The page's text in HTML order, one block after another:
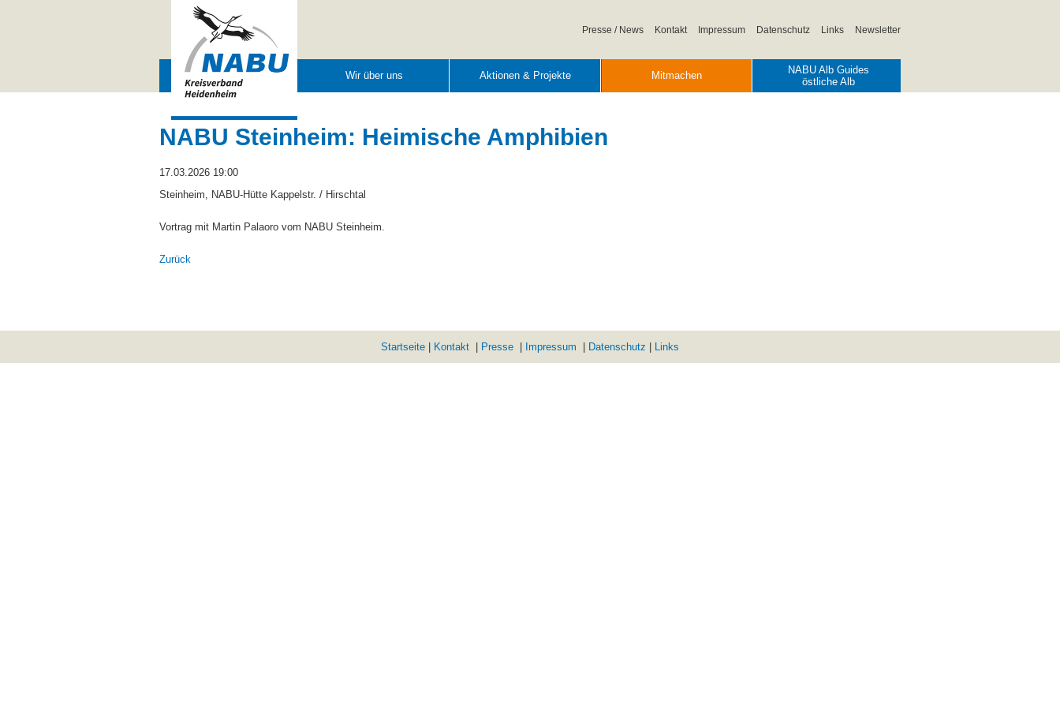
Navigation
Presse / News Kontakt Impressum Datenschutz Links Newsletter
Navigation
überspringen
Wir über uns Aktionen & Projekte Mitmachen
NABU Alb Guides
östliche Alb
NABU Steinheim: Heimische Amphibien
17.03.2026 19:00
Steinheim, NABU-Hütte Kappelstr. / Hirschtal
Vortrag mit Martin Palaoro vom NABU Steinheim.
Zurück
Startseite Kontakt Presse Impressum Datenschutz Links